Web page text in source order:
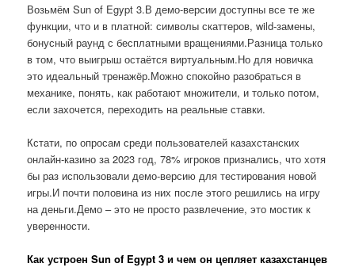
Возьмём Sun of Egypt 3.В демо-версии доступны все те же
функции, что и в платной: символы скаттеров, wild-замены,
бонусный раунд с бесплатными вращениями.Разница только
в том, что выигрыш остаётся виртуальным.Но для новичка
это идеальный тренажёр.Можно спокойно разобраться в
механике, понять, как работают множители, и только потом,
если захочется, переходить на реальные ставки.
Кстати, по опросам среди пользователей казахстанских
онлайн-казино за 2023 год, 78% игроков признались, что хотя
бы раз использовали демо-версию для тестирования новой
игры.И почти половина из них после этого решились на игру
на деньги.Демо – это не просто развлечение, это мостик к
уверенности.
Как устроен Sun of Egypt 3 и чем он цепляет казахстанцев